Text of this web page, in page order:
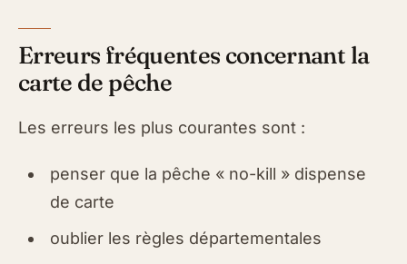
Erreurs fréquentes concernant la
carte de pêche
Les erreurs les plus courantes sont :
penser que la pêche « no-kill » dispense
de carte
oublier les règles départementales